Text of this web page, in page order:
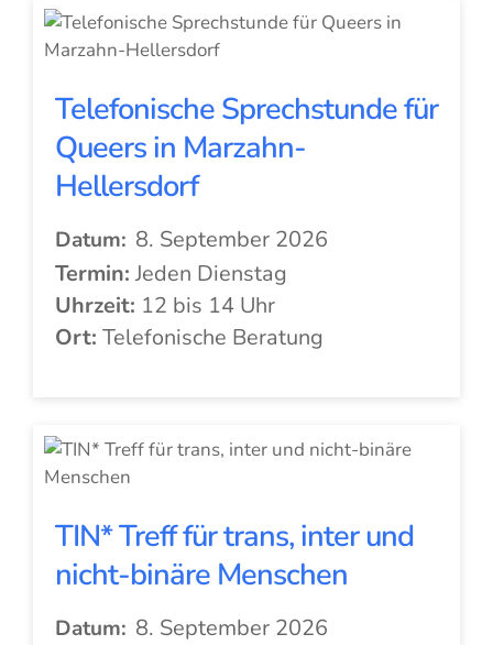
Telefonische Sprechstunde für
Queers in Marzahn-
Hellersdorf
Datum: 8. September 2026
Termin: Jeden Dienstag
Uhrzeit: 12 bis 14 Uhr
Ort: Telefonische Beratung
TIN* Treff für trans, inter und
nicht-binäre Menschen
Datum: 8. September 2026